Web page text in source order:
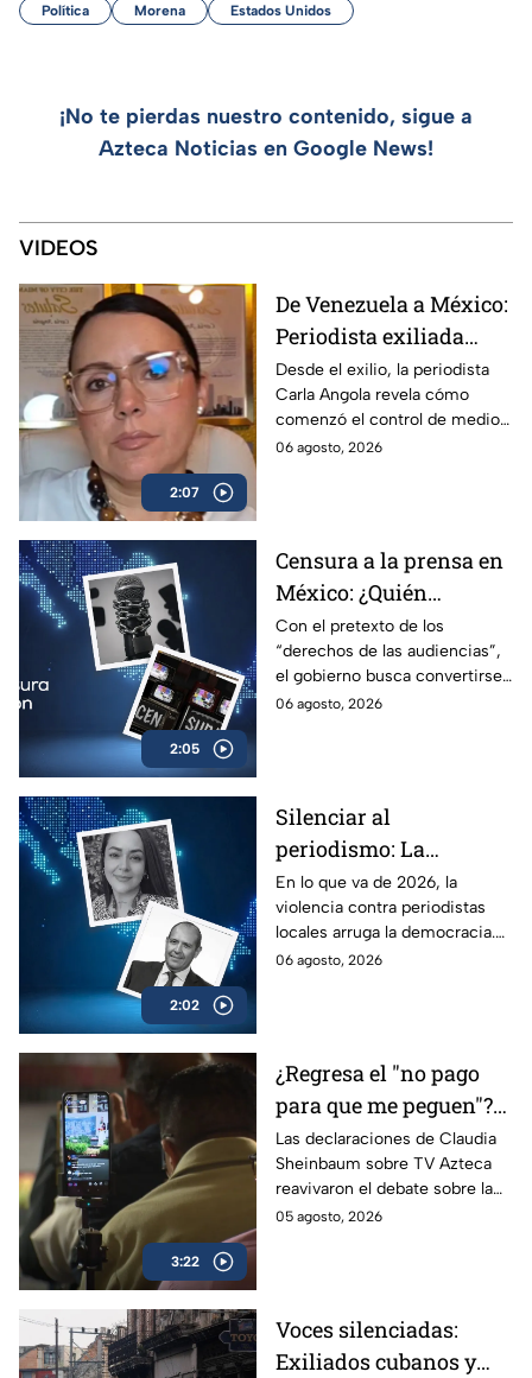
Política Morena Estados Unidos
¡No te pierdas nuestro contenido, sigue a
Azteca Noticias en Google News!
VIDEOS
2:07
De Venezuela a México:
Periodista exiliada
alerta sobre los
peligros de censurar a
la prensa
Desde el exilio, la periodista
Carla Angola revela cómo
comenzó el control de medios
en Venezuela y por qué México
06 agosto, 2026
2:05
Censura a la prensa en
México: ¿Quién
sancionará las
mentiras oficiales del
gobierno?
Con el pretexto de los
“derechos de las audiencias”,
el gobierno busca convertirse
en el árbitro supremo de la
06 agosto, 2026
2:02
Silenciar al
periodismo: La
estrategia de violencia
e impunidad rumbo a
2027
En lo que va de 2026, la
violencia contra periodistas
locales arruga la democracia.
Entérate de cómo los
06 agosto, 2026
3:22
¿Regresa el "no pago
para que me peguen"?
Reviven frase de López
Portillo tras dichos del
gobierno de México
Las declaraciones de Claudia
Sheinbaum sobre TV Azteca
reavivaron el debate sobre la
publicidad oficial y recordaron
05 agosto, 2026
Voces silenciadas:
Exiliados cubanos y